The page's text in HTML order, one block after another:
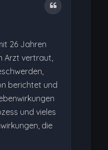
Zitat
26 Jahren
Arzt vertraut,
berichtet und
und vieles
die